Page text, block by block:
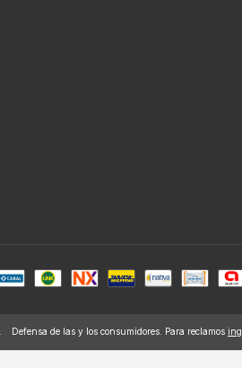
Defensa de las y los consumidores. Para reclamos